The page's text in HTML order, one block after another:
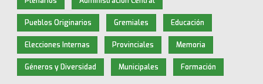
Pueblos Originarios Gremiales Educación
Elecciones Internas Provinciales Memoria
Géneros y Diversidad Municipales Formación